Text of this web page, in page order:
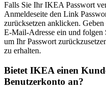
Falls Sie Ihr IKEA Passwort
Anmeldeseite den Link
zurücksetzen anklicken.
E-Mail-Adresse ein und
um Ihr Passwort
zu erhalten.
Bietet IKEA einen
Benutzerkonto an?